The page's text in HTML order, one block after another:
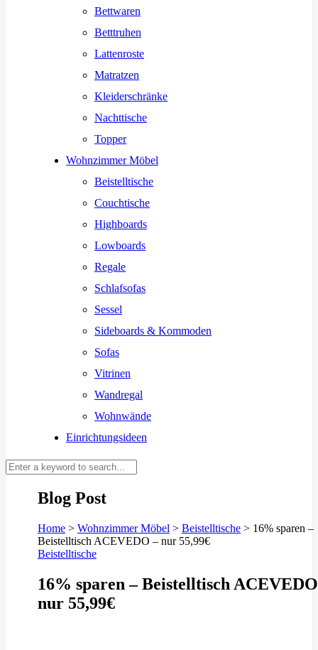
Bettwaren
Betttruhen
Lattenroste
Matratzen
Kleiderschränke
Nachttische
Topper
Wohnzimmer Möbel
Beistelltische
Couchtische
Highboards
Lowboards
Regale
Schlafsofas
Sessel
Sideboards & Kommoden
Sofas
Vitrinen
Wandregal
Wohnwände
Einrichtungsideen
Blog Post
Home > Wohnzimmer Möbel > Beistelltische > 16% sparen –
Beistelltisch ACEVEDO – nur 55,99€
Beistelltische
16% sparen – Beistelltisch
nur 55,99€